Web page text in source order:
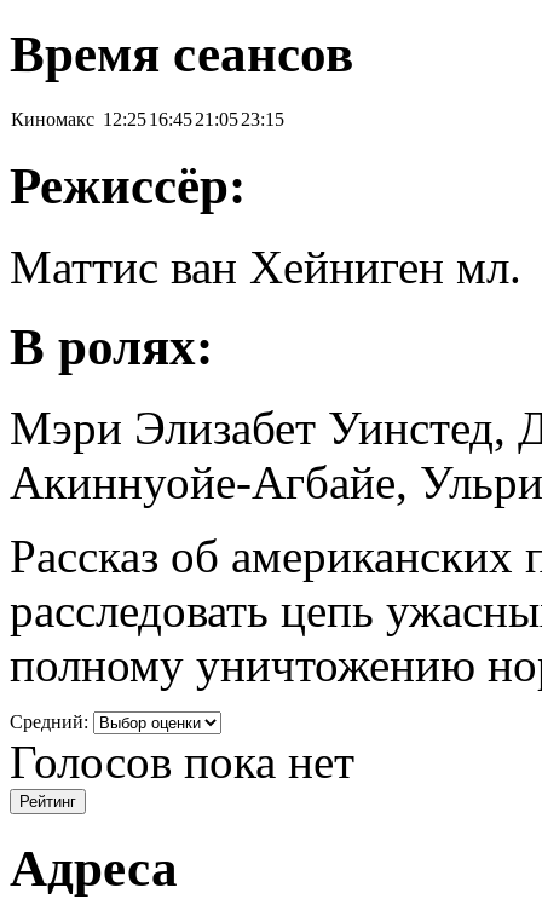
Время сеансов
Киномакс 12:2516:4521:0523:15
Режиссёр:
Маттис ван Хейниген мл.
В ролях:
Мэри Элизабет Уинстед,
Акиннуойе-Агбайе,
Рассказ об
расследовать цепь
полному уничтожению
Средний:
Голосов пока нет
Адреса